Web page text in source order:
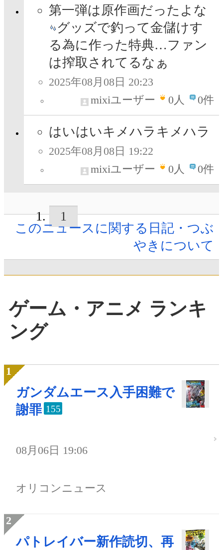
第一弾は原作画だったよな
グッズで釣って金儲けす
る為に作った特典…ファン
は搾取されてるなぁ
2025年08月08日 20:23
mixiユーザー
0人 0件
はいはいキメハラキメハラ
2025年08月08日 19:22
mixiユーザー
0人 0件
1
このニュースに関する日記・つぶ
やきについて
ゲーム・アニメ ランキ
ング
ガンダムエース入手困難で
謝罪 155
08月06日 19:06
オリコンニュース
パトレイバー新作読切、再